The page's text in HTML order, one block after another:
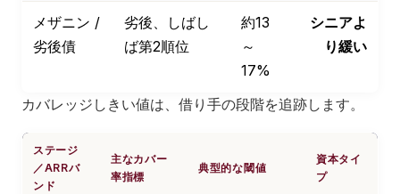
メザニン /
劣後債
劣後、しばし
ば第2順位
約13
～
17%
シニアよ
り緩い
カバレッジしきい値は、借り手の段階を追跡します。
ステージ
／ARRバ
ンド
主なカバー
率指標
典型的な閾値
資本タイ
プ